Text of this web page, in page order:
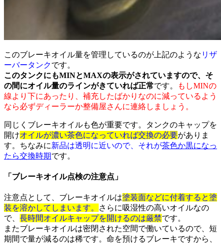
このブレーキオイル量を管理しているのが上記のような リザ
ーバータンクです。
このタンクにもMINとMAXの表示がされていますので、そ
の間にオイル量のラインがきていれば正常です。
もしMINの
線より下にあったり、補充したばかりなのに減っているよう
なら必ずディーラーか整備屋さんに連絡しましょう。
同じくブレーキオイルも色が重要です。タンクのキャップを
開けオイルが濃い茶色になっていれば交換の必要がありま
す。ちなみに新品は透明に近いので、それが茶色か黒になっ
たら交換時期です。
「ブレーキオイル点検の注意点」
注意点として、ブレーキオイルは塗装面などに付着すると塗
装を溶かしてしまいます。
さらに吸湿性の高いオイルなの
で、 長時間オイルキャップを開けるのは厳禁です。
またブレーキオイルは密閉された空間で働いているので、短
期間で量が減るのは稀です。命を預けるブレーキですから、